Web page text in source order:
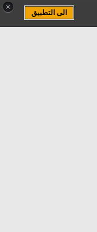
×
الى التطبيق